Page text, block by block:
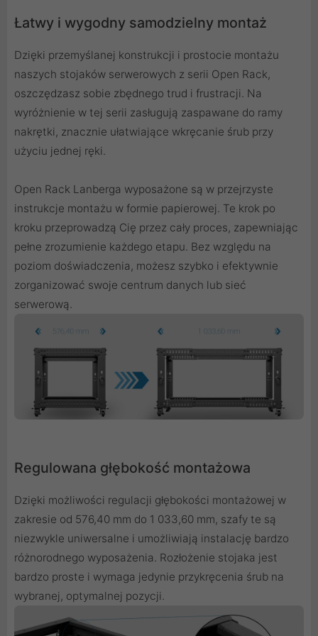
Łatwy i wygodny samodzielny montaż
Dzięki przemyślanej konstrukcji i prostocie montażu
naszych stojaków serwerowych z serii Open Rack,
oszczędzasz sobie zbędnego trud i frustracji. Na
wyróżnienie w tej serii zasługują zaspawane do ramy
nakrętki, znacznie ułatwiające wkręcanie śrub przy
użyciu jednej ręki.
Open Rack Lanberga wyposażone są w przejrzyste
instrukcje montażu w formie papierowej. Te krok po
kroku przeprowadzą Cię przez cały proces, zapewniając
pełne zrozumienie każdego etapu. Bez względu na
poziom doświadczenia, możesz szybko i efektywnie
zorganizować swoje centrum danych lub sieć
serwerową.
Regulowana głębokość montażowa
Dzięki możliwości regulacji głębokości montażowej w
zakresie od 576,40 mm do 1 033,60 mm, szafy te są
niezwykle uniwersalne i umożliwiają instalację bardzo
różnorodnego wyposażenia. Rozłożenie stojaka jest
bardzo proste i wymaga jedynie przykręcenia śrub na
wybranej, optymalnej pozycji.